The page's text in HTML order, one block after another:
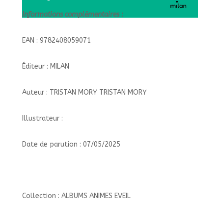
Informations complémentaires :
EAN : 9782408059071
Éditeur : MILAN
Auteur : TRISTAN MORY TRISTAN MORY
Illustrateur :
Date de parution : 07/05/2025
Collection : ALBUMS ANIMES EVEIL